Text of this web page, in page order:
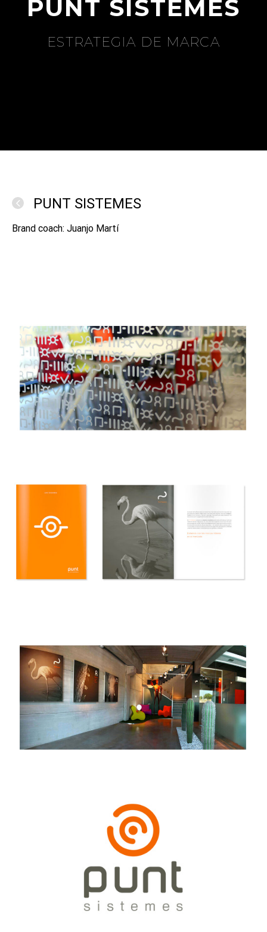
PUNT SISTEMES
ESTRATEGIA DE MARCA
PUNT SISTEMES
Brand coach: Juanjo Martí